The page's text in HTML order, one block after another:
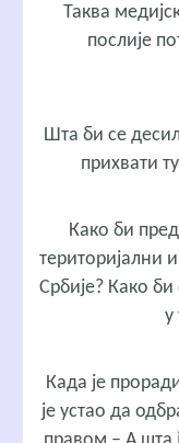
Таква
послије
Шта би се
прихвати
Како би
територијални
Србије? Како
у
Када је
је устао да